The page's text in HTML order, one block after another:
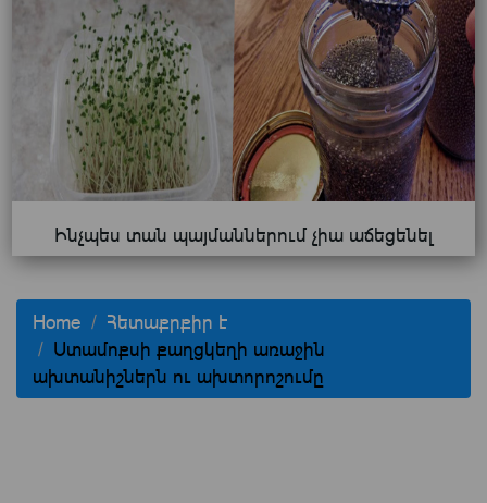
Ինչպես տան պայմաններում չիա աճեցենել
Home
Հետաքրքիր է
Ստամոքսի քաղցկեղի առաջին
ախտանիշներն ու ախտորոշումը